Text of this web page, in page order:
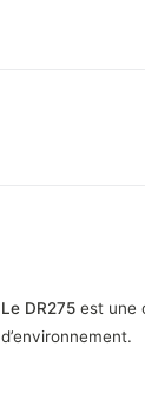
Le DR275 est une
d’environnement.